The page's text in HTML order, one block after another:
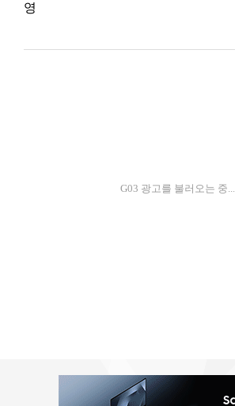
영
G03 광고를 불러오는 중...